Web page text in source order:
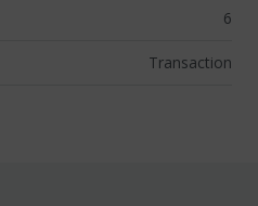
6
Transaction